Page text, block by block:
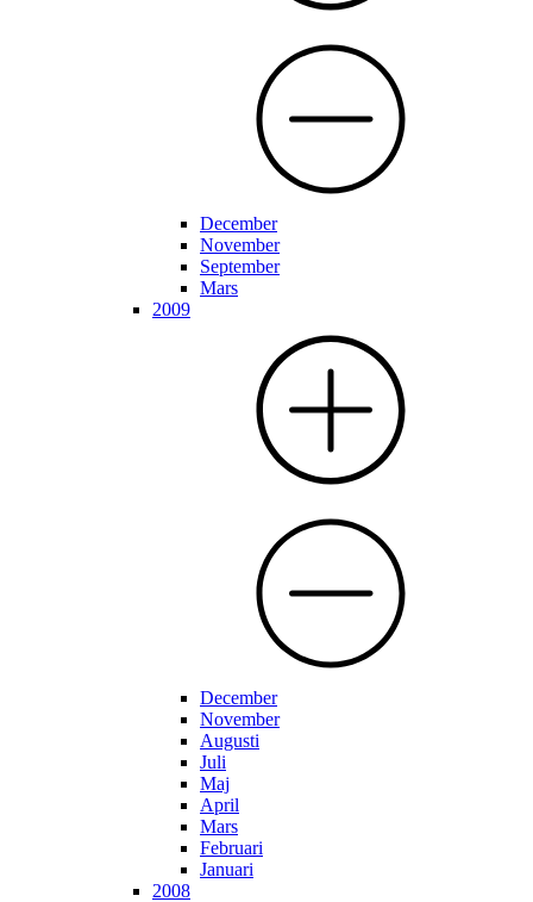
December
November
September
Mars
2009
December
November
Augusti
Juli
Maj
April
Mars
Februari
Januari
2008